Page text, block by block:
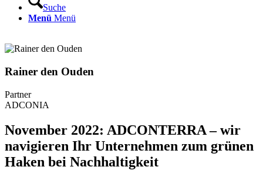
Suche
Menü Menü
Rainer den Ouden
Partner
ADCONIA
November 2022: ADCONTERRA – wir
navigieren Ihr Unternehmen zum grünen
Haken bei Nachhaltigkeit